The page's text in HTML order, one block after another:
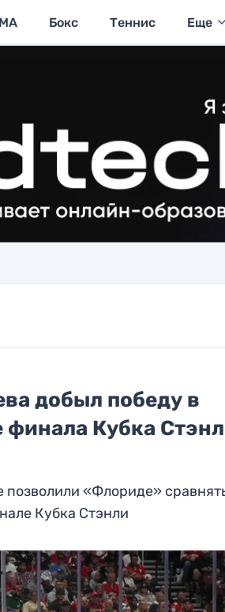
Бокс Теннис Еще
добыл победу в
финала Кубка
позволили «Флориде»
Кубка Стэнли